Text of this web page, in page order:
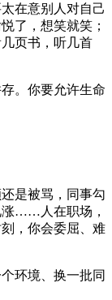
在意别人对自己
了，想笑就笑；
页书，听几首
。你要允许生命
是被骂，同事勾
涨……人在职场，
，你会委屈、难
环境、换一批同